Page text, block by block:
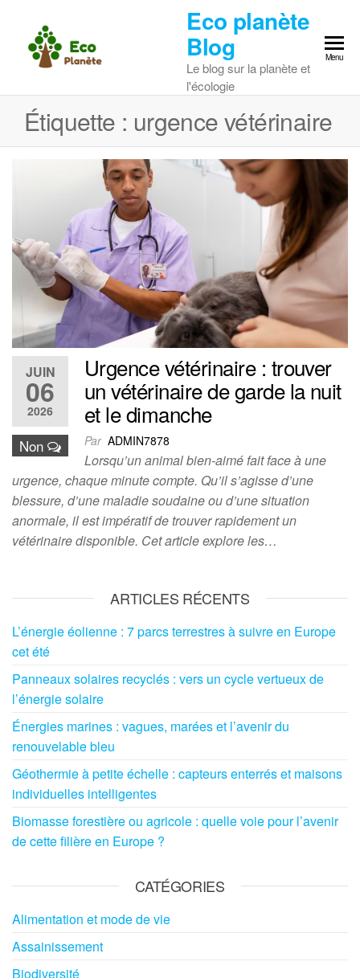
content
Eco planète
Blog
Le blog sur la planète et
l'écologie
Menu
Étiquette : urgence vétérinaire
JUIN
06
2026
Non
Urgence vétérinaire : trouver
un vétérinaire de garde la nuit
et le dimanche
Par ADMIN7878
Lorsqu’un animal bien-aimé fait face à une
urgence, chaque minute compte. Qu’il s’agisse d’une
blessure, d’une maladie soudaine ou d’une situation
anormale, il est impératif de trouver rapidement un
vétérinaire disponible. Cet article explore les…
ARTICLES RÉCENTS
L’énergie éolienne : 7 parcs terrestres à suivre en Europe
cet été
Panneaux solaires recyclés : vers un cycle vertueux de
l’énergie solaire
Énergies marines : vagues, marées et l’avenir du
renouvelable bleu
Géothermie à petite échelle : capteurs enterrés et maisons
individuelles intelligentes
Biomasse forestière ou agricole : quelle voie pour l’avenir
de cette filière en Europe ?
CATÉGORIES
Alimentation et mode de vie
Assainissement
Biodiversité